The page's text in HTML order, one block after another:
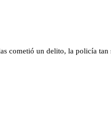
cometió un delito, la policía